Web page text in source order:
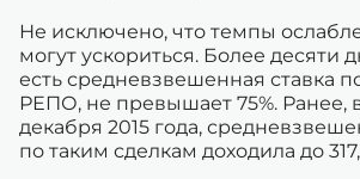
Не исключено, что темпы
могут ускориться. Более десяти
есть средневзвешенная ставка
РЕПО, не превышает 75%. Ранее,
декабря 2015 года,
по таким сделкам доходила до